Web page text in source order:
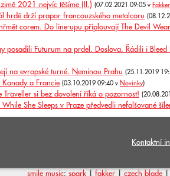
2021 nejvíc těšíme (II.) (07.02.2021 09:05 v
hrdě drží prapor francouzského metalcoru
corem. Do line-upu připlouvají The Devil
posadili Futurum na prdel. Doslova. Řádili i
na evropské turné. Neminou Prahu (25.11.2019
Kanady a Francie (03.10.2019 09:40 v Novinky)
Traveller si bez dovolení říká o pozornost!
She Sleeps v Praze předvedli nefalšované
Kontaktní
smile music: spark fakker czech blade